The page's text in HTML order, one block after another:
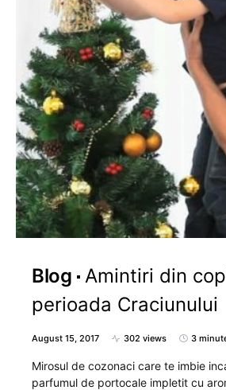
Blog Amintiri din
perioada Craciunului
August 15, 2017 302 views 3
Mirosul de cozonaci care te imbie
parfumul de portocale impletit cu